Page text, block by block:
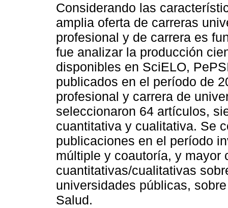
Considerando las
amplia oferta de carreras
profesional y de carrera es
fue analizar la producción
disponibles en SciELO,
publicados en el período de
profesional y carrera de
seleccionaron 64 artículos,
cuantitativa y cualitativa. Se
publicaciones en el período
múltiple y coautoría, y mayor
cuantitativas/cualitativas
universidades públicas,
Salud.